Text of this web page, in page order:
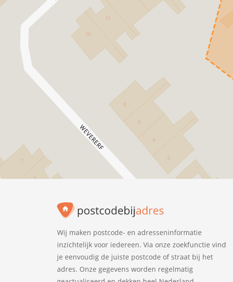
Wij maken postcode- en adresseninformatie
inzichtelijk voor iedereen. Via onze zoekfunctie vind
je eenvoudig de juiste postcode of straat bij het
adres. Onze gegevens worden regelmatig